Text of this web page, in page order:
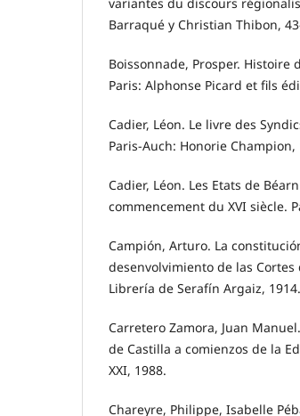
Barraqué y Christian Thibon,
Boissonnade, Prosper. Histoire
Paris: Alphonse Picard et fils
Cadier, Léon. Le livre des
Paris-Auch: Honorie Champion,
Cadier, Léon. Les Etats de
commencement du XVI siècle.
Campión, Arturo. La
desenvolvimiento de las
Librería de Serafín Argaiz, 1914.
Carretero Zamora, Juan
de Castilla a comienzos de la
XXI, 1988.
Chareyre, Philippe, Isabelle